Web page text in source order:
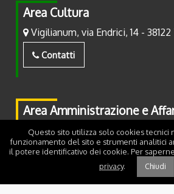
Area Cultura
Vigilianum, via Endrici, 14 -
Contatti
Area Amministrazione e
Piazza Fiera, 2 - 38122 Trento
Contatti
Questo sito utilizza solo cookies tecnici
funzionamento del sito e strumenti analitici
il potere identificativo dei cookie. Per
privacy. Chiudi